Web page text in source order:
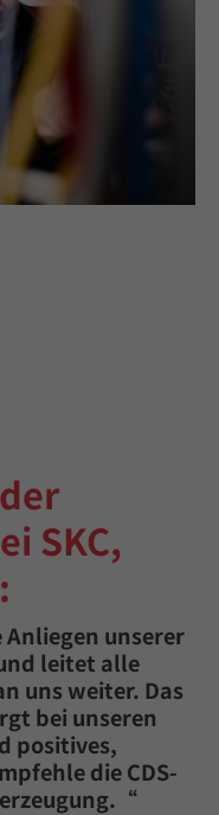
SKC,
Anliegen unserer
leitet alle
uns weiter. Das
bei unseren
positives,
die CDS-